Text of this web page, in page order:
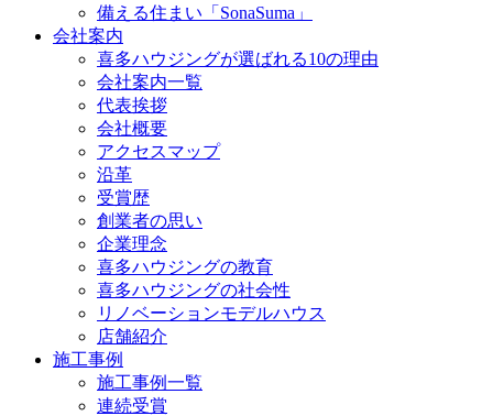
備える住まい「SonaSuma」
会社案内
喜多ハウジングが選ばれる10の理由
会社案内一覧
代表挨拶
会社概要
アクセスマップ
沿革
受賞歴
創業者の思い
企業理念
喜多ハウジングの教育
喜多ハウジングの社会性
リノベーションモデルハウス
店舗紹介
施工事例
施工事例一覧
連続受賞